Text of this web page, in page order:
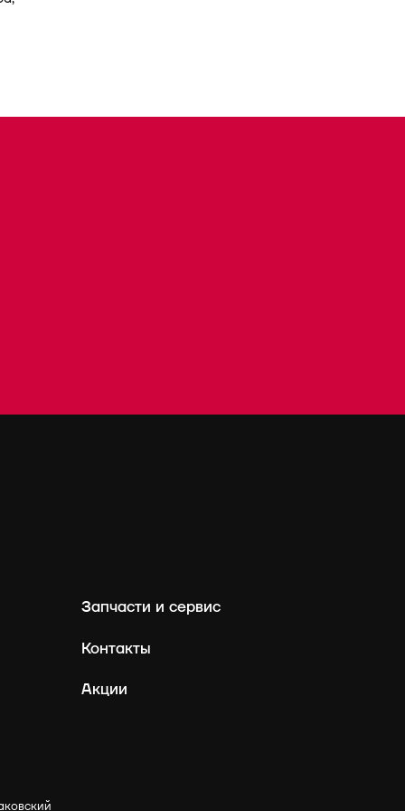
Запчасти и сервис
Контакты
Акции